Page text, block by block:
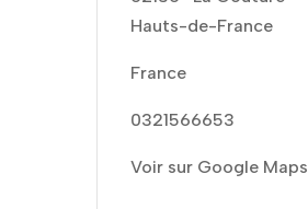
Hauts-de-France
France
0321566653
Voir sur Google Maps